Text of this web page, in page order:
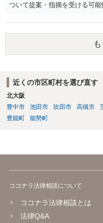
ついて提案・指摘を受ける可
近くの市区町村を選び直す
北大阪
豊中市
池田市 吹田市 高槻市
豊能町
能勢町
ココナラ法律相談について
ココナラ法律相談とは
法律Q&A